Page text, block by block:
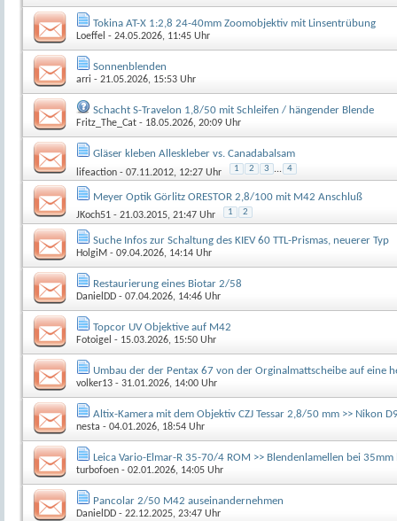
Tokina AT-X 1:2,8 24-40mm Zoomobjektiv mit Linsentrübung
Loeffel - 24.05.2026, 11:45 Uhr
Sonnenblenden
arri - 21.05.2026, 15:53 Uhr
Schacht S-Travelon 1,8/50 mit Schleifen / hängender Blende
Fritz_The_Cat - 18.05.2026, 20:09 Uhr
Gläser kleben Alleskleber vs. Canadabalsam
lifeaction - 07.11.2012, 12:27 Uhr 1 2 3 ... 4
Meyer Optik Görlitz ORESTOR 2,8/100 mit M42 Anschluß
JKoch51 - 21.03.2015, 21:47 Uhr 1 2
Suche Infos zur Schaltung des KIEV 60 TTL-Prismas, neuerer Typ
HolgiM - 09.04.2026, 14:14 Uhr
Restaurierung eines Biotar 2/58
DanielDD - 07.04.2026, 14:46 Uhr
Topcor UV Objektive auf M42
Fotoigel - 15.03.2026, 15:50 Uhr
Umbau der der Pentax 67 von der Orginalmattscheibe auf eine
volker13 - 31.01.2026, 14:00 Uhr
Altix-Kamera mit dem Objektiv CZJ Tessar 2,8/50 mm >> Nikon
nesta - 04.01.2026, 18:54 Uhr
Leica Vario-Elmar-R 35-70/4 ROM >> Blendenlamellen bei 35mm
turbofoen - 02.01.2026, 14:05 Uhr
Pancolar 2/50 M42 auseinandernehmen
DanielDD - 22.12.2025, 23:47 Uhr